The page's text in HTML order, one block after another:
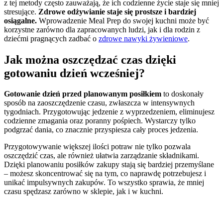
z tej metody często zauważają, że ich codzienne życie staje się mniej
stresujące. Zdrowe odżywianie staje się prostsze i bardziej
osiągalne. Wprowadzenie Meal Prep do swojej kuchni może być
korzystne zarówno dla zapracowanych ludzi, jak i dla rodzin z
dziećmi pragnących zadbać o zdrowe nawyki żywieniowe.
Jak można oszczędzać czas dzięki
gotowaniu dzień wcześniej?
Gotowanie dzień przed planowanym posiłkiem to doskonały
sposób na zaoszczędzenie czasu, zwłaszcza w intensywnych
tygodniach. Przygotowując jedzenie z wyprzedzeniem, eliminujesz
codzienne zmagania oraz poranny pośpiech. Wystarczy tylko
podgrzać dania, co znacznie przyspiesza cały proces jedzenia.
Przygotowywanie większej ilości potraw nie tylko pozwala
oszczędzić czas, ale również ułatwia zarządzanie składnikami.
Dzięki planowaniu posiłków zakupy stają się bardziej przemyślane
– możesz skoncentrować się na tym, co naprawdę potrzebujesz i
unikać impulsywnych zakupów. To wszystko sprawia, że mniej
czasu spędzasz zarówno w sklepie, jak i w kuchni.